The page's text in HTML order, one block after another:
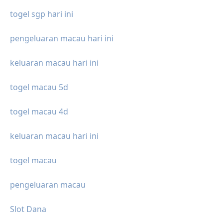
togel sgp hari ini
pengeluaran macau hari ini
keluaran macau hari ini
togel macau 5d
togel macau 4d
keluaran macau hari ini
togel macau
pengeluaran macau
Slot Dana